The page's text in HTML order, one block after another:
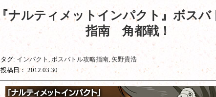
『ナルティメットインパクト』ボスバ
指南 角都戦！
タグ: インパクト , ボスバトル攻略指南, 矢野貴浩
投稿日： 2012.03.30